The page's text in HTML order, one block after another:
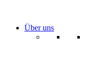
Über uns